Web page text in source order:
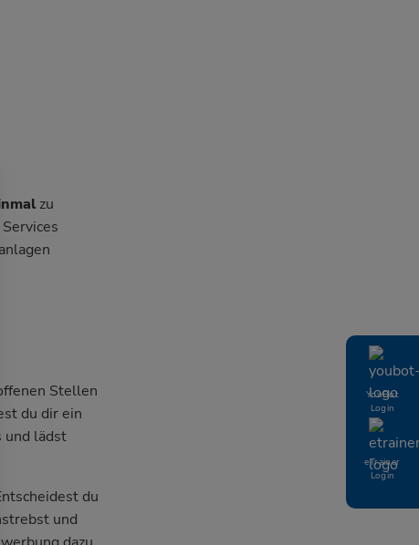
YouBot
Login
eTrainer
Login
zu
Stellen
du dir ein
und lädst
du
und